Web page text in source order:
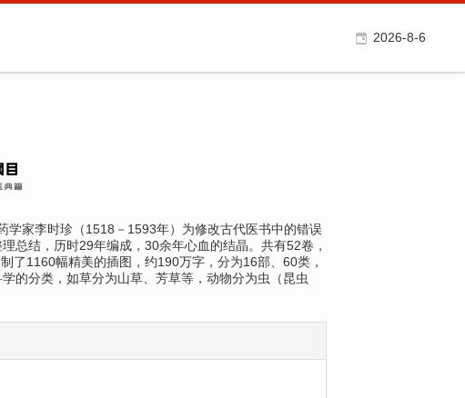
2026-8-6
学家李时珍（1518－1593年）为修改古代医书中的错误
总结，历时29年编成，30余年心血的结晶。共有52卷，
了1160幅精美的插图，约190万字，分为16部、60类，
的分类，如草分为山草、芳草等，动物分为虫（昆虫